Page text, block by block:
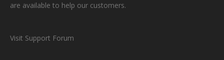
are available to help our customers.
Visit Support Forum